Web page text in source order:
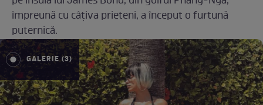
împreună cu câţiva prieteni, a început o furtună
puternică.
GALERIE (3)